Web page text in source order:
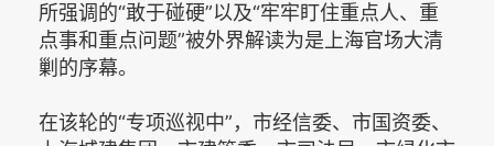
所强调的“敢于碰硬”以及“牢牢盯住重点人、重
点事和重点问题”被外界解读为是上海官场大清
剿的序幕。
在该轮的“专项巡视中”，市经信委、市国资委、